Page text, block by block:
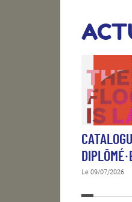
Le 09/07/2026